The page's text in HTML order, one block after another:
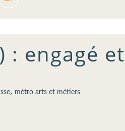
: engagé et
, métro arts et métiers